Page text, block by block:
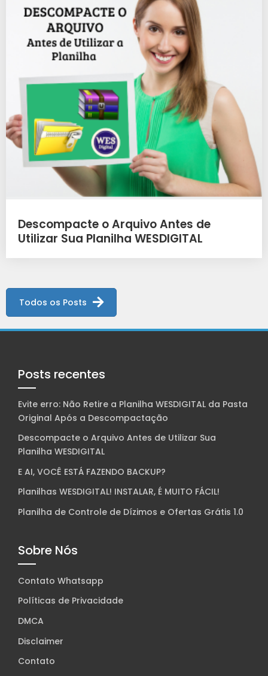
Descompacte o Arquivo Antes de
Utilizar Sua Planilha WESDIGITAL
Todos os Posts
Posts recentes
Evite erro: Não Retire a Planilha WESDIGITAL da Pasta
Original Após a Descompactação
Descompacte o Arquivo Antes de Utilizar Sua
Planilha WESDIGITAL
E AI, VOCÊ ESTÁ FAZENDO BACKUP?
Planilhas WESDIGITAL! INSTALAR, É MUITO FÁCIL!
Planilha de Controle de Dízimos e Ofertas Grátis 1.0
Sobre Nós
Contato Whatsapp
Políticas de Privacidade
DMCA
Disclaimer
Contato